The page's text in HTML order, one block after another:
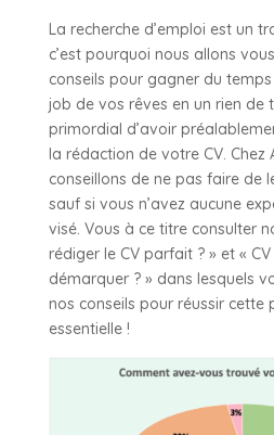
La recherche d’emploi est un
c’est pourquoi nous allons
conseils pour gagner du
job de vos rêves en un rien de
primordial d’avoir
la rédaction de votre CV. Chez
conseillons de ne pas faire de
sauf si vous n’avez aucune
visé. Vous à ce titre consulter
rédiger le CV parfait ? » et «
démarquer ? » dans lesquels
nos conseils pour réussir cette
essentielle !